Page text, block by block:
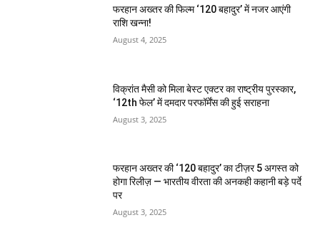
फरहान अख्तर की फिल्म ‘120 बहादुर’ में नजर आएंगी
राशि खन्ना!
August 4, 2025
विक्रांत मैसी को मिला बेस्ट एक्टर का राष्ट्रीय पुरस्कार,
‘12th फेल’ में दमदार परफॉर्मेंस की हुई सराहना
August 3, 2025
फरहान अख्तर की ‘120 बहादुर’ का टीज़र 5 अगस्त को
होगा रिलीज़ — भारतीय वीरता की अनकही कहानी बड़े पर्दे
पर
August 3, 2025